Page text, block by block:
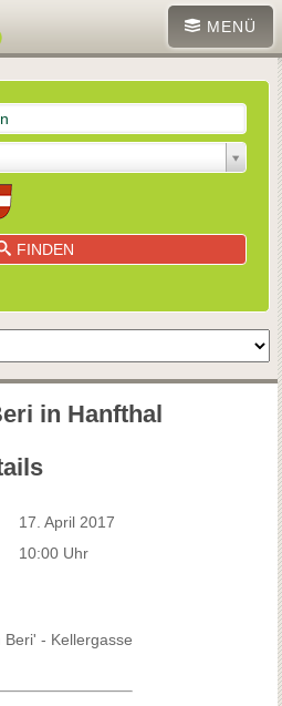
MENÜ
FINDEN
in Hanfthal
17. April 2017
10:00 Uhr
- Kellergasse